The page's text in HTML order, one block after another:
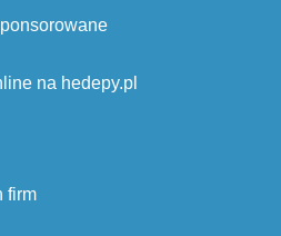
na hedepy.pl
firm